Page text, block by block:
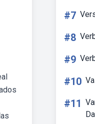
#7
#8
#9
#10
#11